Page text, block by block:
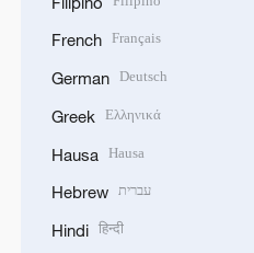
French Français
German Deutsch
Greek Ελληνικά
Hausa Hausa
Hebrew עברית
Hindi हिन्दी